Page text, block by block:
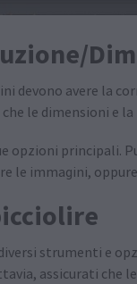
devono avere la
le dimensioni e
opzioni principali.
le immagini,
strumenti e
assicurati che